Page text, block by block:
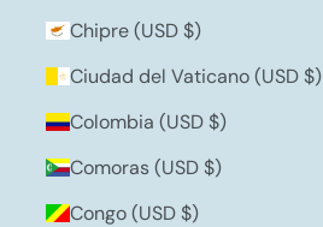
Chipre (USD $)
Ciudad del Vaticano (USD $)
Colombia (USD $)
Comoras (USD $)
Congo (USD $)